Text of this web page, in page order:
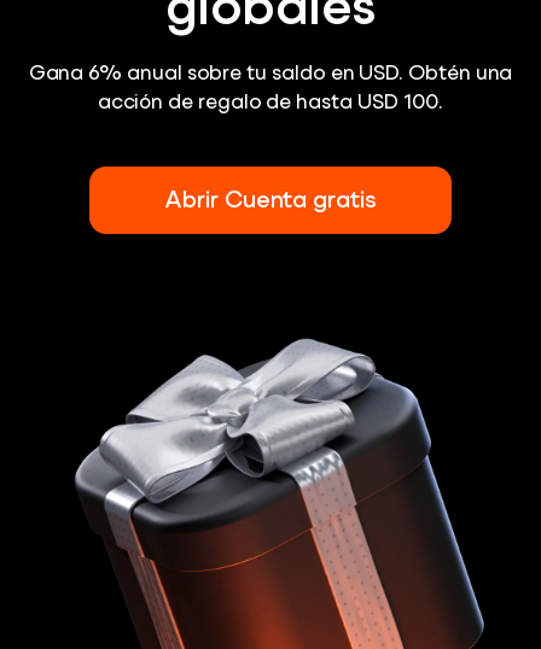
globales
Gana 6% anual sobre tu saldo en USD. Obtén una
acción de regalo de hasta USD 100.
Abrir Cuenta gratis